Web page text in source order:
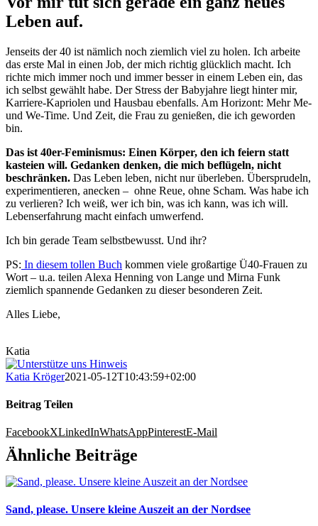
Leben auf.
Jenseits der 40 ist nämlich noch ziemlich viel zu holen. Ich arbeite
das erste Mal in einen Job, der mich richtig glücklich macht. Ich
richte mich immer noch und immer besser in einem Leben ein, das
ich selbst gewählt habe. Der Stress der Babyjahre liegt hinter mir,
Karriere-Kapriolen und Hausbau ebenfalls. Am Horizont: Mehr Me-
und We-Time. Und Zeit, die Frau zu genießen, die ich geworden
bin.
Das ist 40er-Feminismus: Einen Körper, den ich feiern statt
kasteien will. Gedanken denken, die mich beflügeln, nicht
beschränken. Das Leben leben, nicht nur überleben. Übersprudeln,
experimentieren, anecken – ohne Reue, ohne Scham. Was habe ich
zu verlieren? Ich weiß, wer ich bin, was ich kann, was ich will.
Lebenserfahrung macht einfach umwerfend.
Ich bin gerade Team selbstbewusst. Und ihr?
PS: In diesem tollen Buch kommen viele großartige Ü40-Frauen zu
Wort – u.a. teilen Alexa Henning von Lange und Mirna Funk
ziemlich spannende Gedanken zu dieser besonderen Zeit.
Alles Liebe,
Katia
Katia Kröger2021-05-12T10:43:59+02:00
Beitrag Teilen
FacebookXLinkedInWhatsAppPinterestE-Mail
Ähnliche Beiträge
Sand, please. Unsere kleine Auszeit an der Nordsee